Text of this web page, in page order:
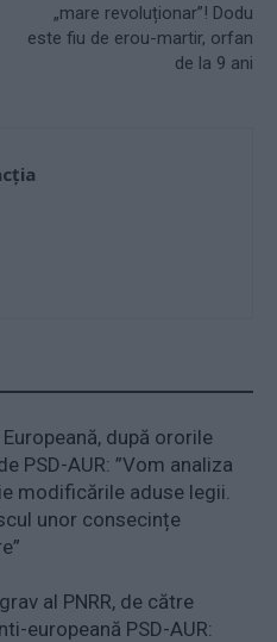
„mare revoluționar”! Dodu
este fiu de erou-martir, orfan
de la 9 ani
după ororile
PSD-AUR: ”Vom analiza
modificările aduse legii.
unor consecințe
al PNRR, de către
europeană PSD-AUR: